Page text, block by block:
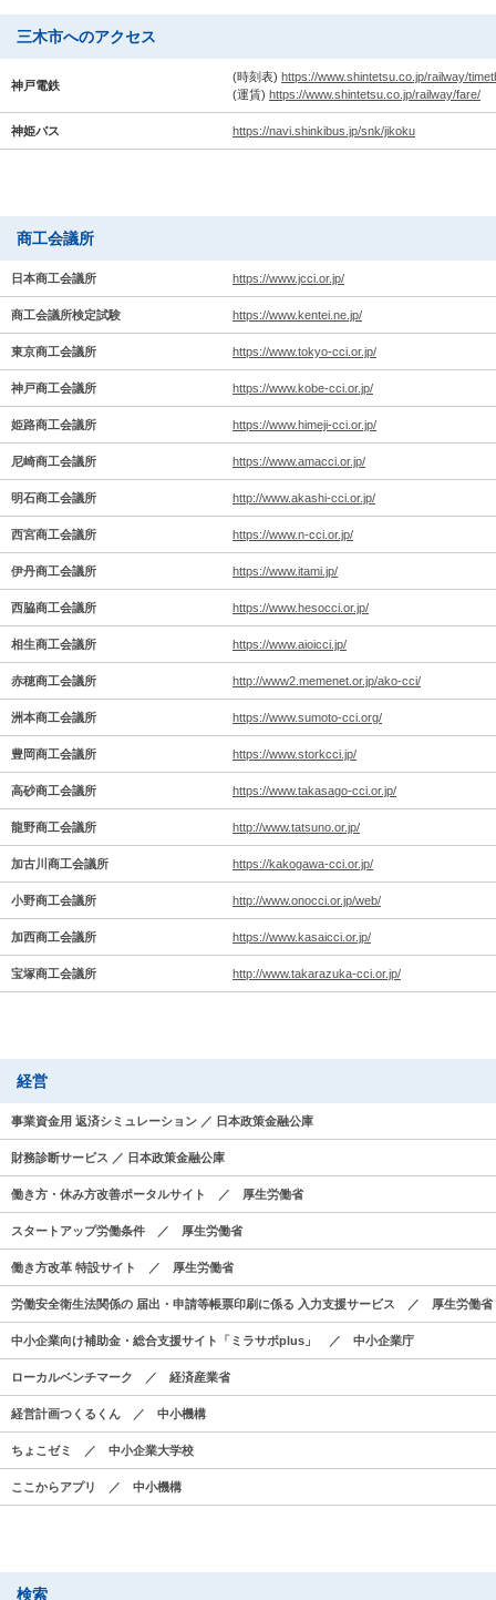
三木市へのアクセス
神戸電鉄
(時刻表) https://www.shintetsu.co.jp/railway/
(運賃) https://www.shintetsu.co.jp/railway/fare/
神姫バス https://navi.shinkibus.jp/snk/jikoku
商工会議所
日本商工会議所 https://www.jcci.or.jp/
商工会議所検定試験 https://www.kentei.ne.jp/
東京商工会議所 https://www.tokyo-cci.or.jp/
神戸商工会議所 https://www.kobe-cci.or.jp/
姫路商工会議所 https://www.himeji-cci.or.jp/
尼崎商工会議所 https://www.amacci.or.jp/
明石商工会議所 http://www.akashi-cci.or.jp/
西宮商工会議所 https://www.n-cci.or.jp/
伊丹商工会議所 https://www.itami.jp/
西脇商工会議所 https://www.hesocci.or.jp/
相生商工会議所 https://www.aioicci.jp/
赤穂商工会議所 http://www2.memenet.or.jp/ako-cci/
洲本商工会議所 https://www.sumoto-cci.org/
豊岡商工会議所 https://www.storkcci.jp/
高砂商工会議所 https://www.takasago-cci.or.jp/
龍野商工会議所 http://www.tatsuno.or.jp/
加古川商工会議所 https://kakogawa-cci.or.jp/
小野商工会議所 http://www.onocci.or.jp/web/
加西商工会議所 https://www.kasaicci.or.jp/
宝塚商工会議所 http://www.takarazuka-cci.or.jp/
経営
事業資金用 返済シミュレーション ／ 日本政策金融公庫
財務診断サービス ／ 日本政策金融公庫
働き方・休み方改善ポータルサイト ／ 厚生労働省
スタートアップ労働条件 ／ 厚生労働省
働き方改革 特設サイト ／ 厚生労働省
労働安全衛生法関係の 届出・申請等帳票印刷に係る 入力支援サービス ／ 厚生労働省
中小企業向け補助金・総合支援サイト「ミラサポplus」 ／ 中小企業庁
ローカルベンチマーク ／ 経済産業省
経営計画つくるくん ／ 中小機構
ちょこゼミ ／ 中小企業大学校
ここからアプリ ／ 中小機構
検索